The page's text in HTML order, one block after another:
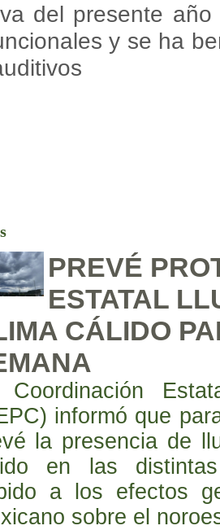
del presente
y se ha
PREVÉ
ESTATAL
CÁLIDO
Coordinación
informó que
la presencia de
en las
a los efectos
sobre el